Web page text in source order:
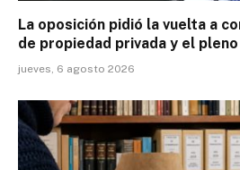
La oposición pidió la vuelta a
de propiedad privada y el
jueves, 6 agosto 2026